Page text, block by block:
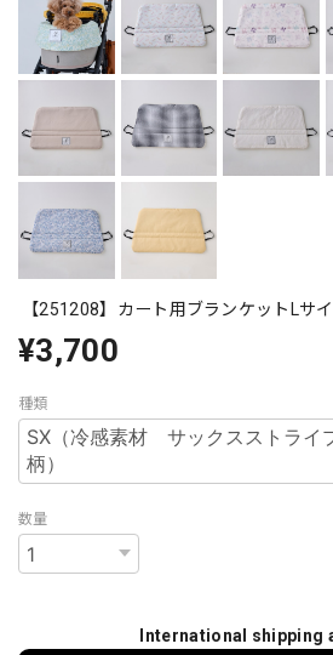
【251208】カート用ブランケットLサ
¥3,700
種類
数量
International shipping